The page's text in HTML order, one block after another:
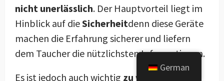
nicht unerlässlich. Der Hauptvorteil liegt im
Hinblick auf dieSicherheitdenn diese Geräte
machen die Erfahrung sicherer und liefern
dem Taucher die nützlichsten Informationen.
Es ist jedoch auch wichtig zu wissen, wie sie
German